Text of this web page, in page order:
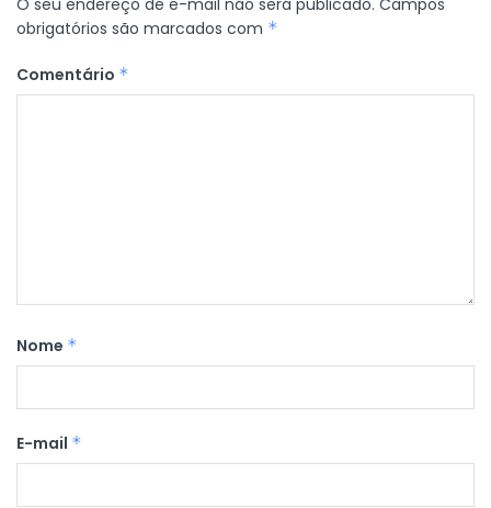
obrigatórios são marcados com *
Comentário *
Nome *
E-mail *